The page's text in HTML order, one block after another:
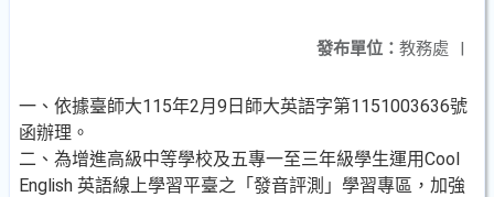
發布單位： 教務處 |
一、依據臺師大115年2月9日師大英語字第1151003636號
函辦理。
二、為增進高級中等學校及五專一至三年級學生運用Cool
English 英語線上學習平臺之「發音評測」學習專區，加強